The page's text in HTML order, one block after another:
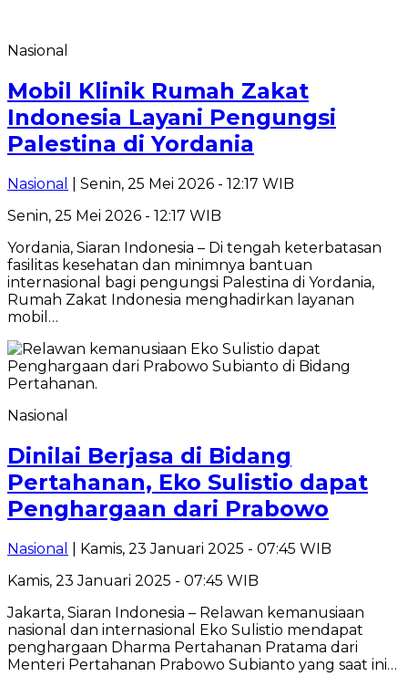
Nasional
Mobil Klinik Rumah Zakat
Indonesia Layani Pengungsi
Palestina di Yordania
Nasional
| Senin, 25 Mei 2026 - 12:17 WIB
Senin, 25 Mei 2026 - 12:17 WIB
Yordania, Siaran Indonesia – Di tengah keterbatasan
fasilitas kesehatan dan minimnya bantuan
internasional bagi pengungsi Palestina di Yordania,
Rumah Zakat Indonesia menghadirkan layanan
mobil…
Nasional
Dinilai Berjasa di Bidang
Pertahanan, Eko Sulistio dapat
Penghargaan dari Prabowo
Nasional
| Kamis, 23 Januari 2025 - 07:45 WIB
Kamis, 23 Januari 2025 - 07:45 WIB
Jakarta, Siaran Indonesia – Relawan kemanusiaan
nasional dan internasional Eko Sulistio mendapat
penghargaan Dharma Pertahanan Pratama dari
Menteri Pertahanan Prabowo Subianto yang saat ini…